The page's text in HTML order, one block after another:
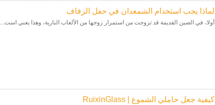
لماذا يجب استخدام الشمعدان في حفل الزفاف
أولا، في الصين القديمة قد تزوجت من استمرار زوجها من الألعاب النارية، وهذا يعني است...
كيفية جعل حاملي الشموع | RuixinGlass